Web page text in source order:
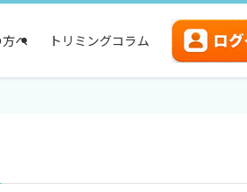
へ トリミングコラム